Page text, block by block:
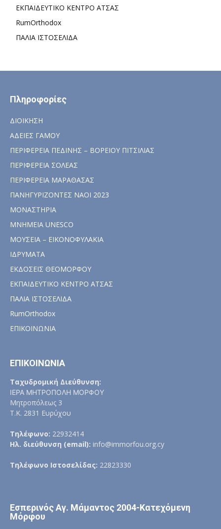
ΕΚΠΑΙΔΕΥΤΙΚΟ ΚΕΝΤΡΟ ΑΤΣΑΣ
RumOrthodox
ΠΑΛΙΑ ΙΣΤΟΣΕΛΙΔΑ
Πληροφορίες
ΔΙΟΙΚΗΣΗ
ΑΔΕΙΕΣ ΓΑΜΟΥ
ΠΕΡΙΦΕΡΕΙΑ ΠΕΔΙΝΗΣ – ΒΟΡΕΙΟΥ ΠΙΤΣΙΛΙΑΣ
ΠΕΡΙΦΕΡΕΙΑ ΣΟΛΕΑΣ
ΠΕΡΙΦΕΡΕΙΑ ΜΑΡΑΘΑΣΑΣ
ΠΑΝΗΓΥΡΙΖΟΝΤΕΣ ΝΑΟΙ 2023
ΜΟΝΑΣΤΗΡΙΑ
ΜΝΗΜΕΙΑ UNESCO
ΜΟΥΣΕΙΑ – ΕΙΚΟΝΟΦΥΛΑΚΙΑ
ΙΔΡΥΜΑΤΑ
ΕΚΔΟΣΕΙΣ ΘΕΟΜΟΡΦΟΥ
ΕΚΠΑΙΔΕΥΤΙΚΟ ΚΕΝΤΡΟ ΑΤΣΑΣ
ΠΑΛΙΑ ΙΣΤΟΣΕΛΙΔΑ
RumOrthodox
ΕΠΙΚΟΙΝΩΝΙΑ
ΕΠΙΚΟΙΝΩΝΙΑ
Ταχυδρομική Διεύθυνση:
ΙΕΡΑ ΜΗΤΡΟΠΟΛΗ ΜΟΡΦΟΥ
Μητροπόλεως 3
Τ.Κ. 2831 Ευρύχου
Τηλέφωνο: 22932414
Ηλ. διεύθυνση (email): info@immorfou.org.cy
Τηλέφωνο Ιστοσελίδας: 22823330
Εσπερινός Αγ. Μάμαντος 2004-Κατεχόμενη
Μόρφου